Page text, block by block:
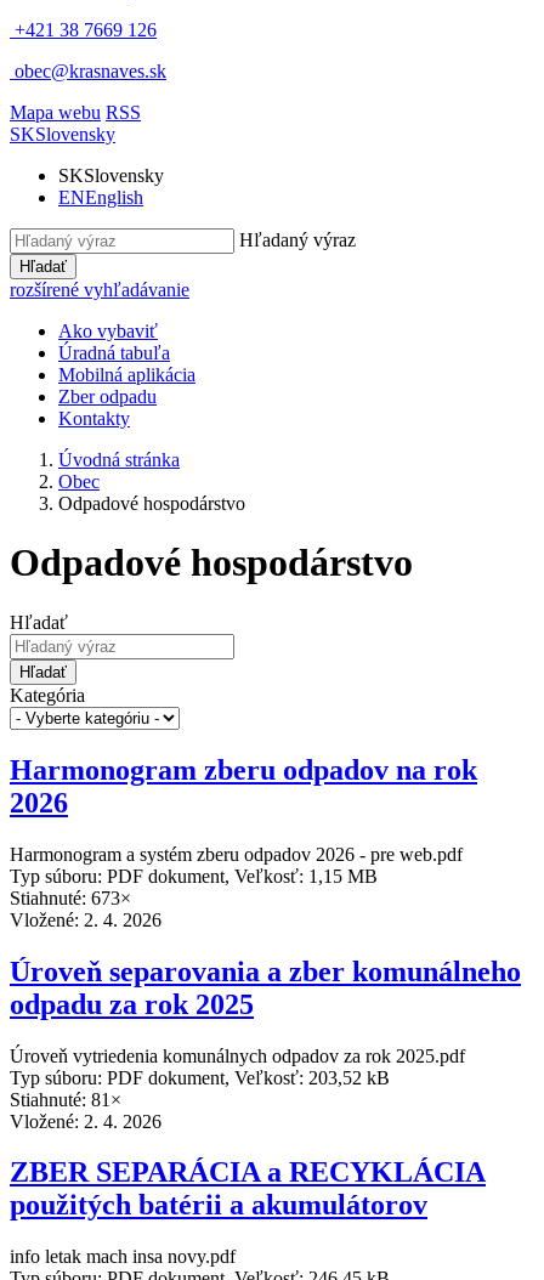
+421 38 7669 126
obec@krasnaves.sk
Mapa webu RSS
SKSlovensky
SKSlovensky
ENEnglish
Hľadaný výraz
Hľadať
rozšírené vyhľadávanie
Ako vybaviť
Úradná tabuľa
Mobilná aplikácia
Zber odpadu
Kontakty
Úvodná stránka
Obec
Odpadové hospodárstvo
Odpadové hospodárstvo
Hľadať
Hľadať
Kategória
Harmonogram zberu odpadov na rok
2026
Harmonogram a systém zberu odpadov 2026 - pre web.pdf
Typ súboru: PDF dokument, Veľkosť: 1,15 MB
Stiahnuté: 673×
Vložené: 2. 4. 2026
Úroveň separovania a zber komunálneho
odpadu za rok 2025
Úroveň vytriedenia komunálnych odpadov za rok 2025.pdf
Typ súboru: PDF dokument, Veľkosť: 203,52 kB
Stiahnuté: 81×
Vložené: 2. 4. 2026
ZBER SEPARÁCIA a RECYKLÁCIA
použitých batérii a akumulátorov
info letak mach insa novy.pdf